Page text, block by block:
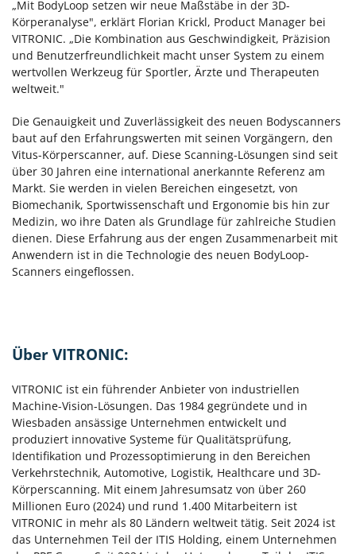
„Mit BodyLoop setzen wir neue Maßstäbe in der 3D-
Körperanalyse", erklärt Florian Krickl, Product Manager bei
VITRONIC. „Die Kombination aus Geschwindigkeit, Präzision
und Benutzerfreundlichkeit macht unser System zu einem
wertvollen Werkzeug für Sportler, Ärzte und Therapeuten
weltweit."
Die Genauigkeit und Zuverlässigkeit des neuen Bodyscanners
baut auf den Erfahrungswerten mit seinen Vorgängern, den
Vitus-Körperscanner, auf. Diese Scanning-Lösungen sind seit
über 30 Jahren eine international anerkannte Referenz am
Markt. Sie werden in vielen Bereichen eingesetzt, von
Biomechanik, Sportwissenschaft und Ergonomie bis hin zur
Medizin, wo ihre Daten als Grundlage für zahlreiche Studien
dienen. Diese Erfahrung aus der engen Zusammenarbeit mit
Anwendern ist in die Technologie des neuen BodyLoop-
Scanners eingeflossen.
Über VITRONIC:
VITRONIC ist ein führender Anbieter von industriellen
Machine-Vision-Lösungen. Das 1984 gegründete und in
Wiesbaden ansässige Unternehmen entwickelt und
produziert innovative Systeme für Qualitätsprüfung,
Identifikation und Prozessoptimierung in den Bereichen
Verkehrstechnik, Automotive, Logistik, Healthcare und 3D-
Körperscanning. Mit einem Jahresumsatz von über 260
Millionen Euro (2024) und rund 1.400 Mitarbeitern ist
VITRONIC in mehr als 80 Ländern weltweit tätig. Seit 2024 ist
das Unternehmen Teil der ITIS Holding, einem Unternehmen